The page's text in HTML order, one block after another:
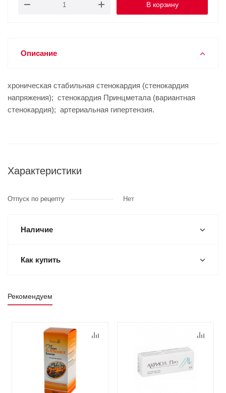
В корзину
Описание
хроническая стабильная стенокардия (стенокардия
напряжения); стенокардия Принцметала (вариантная
стенокардия); артериальная гипертензия.
Характеристики
Отпуск по рецепту Нет
Наличие
Как купить
Рекомендуем